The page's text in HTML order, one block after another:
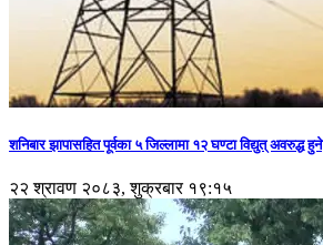
शनिबार झापासहित पूर्वका ५ जिल्लामा १२ घण्टा विद्युत् अवरुद्ध हुने
२२ श्रावण २०८३, शुक्रबार १९:१५